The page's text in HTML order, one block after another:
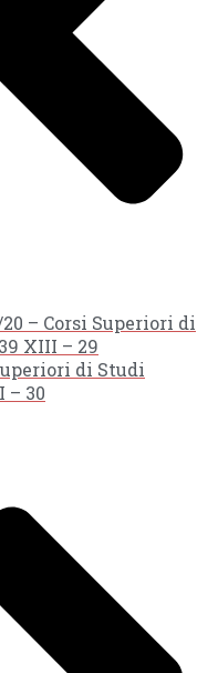
20 – Corsi Superiori di
XIII – 29
di Studi
– 30